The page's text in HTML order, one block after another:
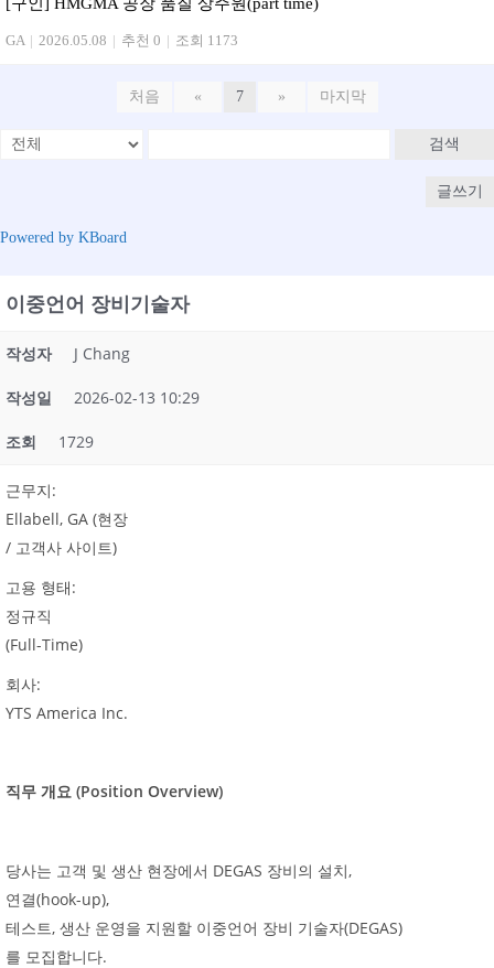
GA | 2026.05.08 | 추천 0 | 조회 1173
처음 « 7 » 마지막
검색
글쓰기
Powered by KBoard
이중언어 장비기술자
작성자 J Chang
작성일 2026-02-13 10:29
조회 1729
근무지:
Ellabell, GA (현장
/ 고객사 사이트)
고용 형태:
정규직
(Full-Time)
회사:
YTS America Inc.
직무 개요 (Position Overview)
당사는 고객 및 생산 현장에서 DEGAS 장비의 설치,
연결(hook-up),
테스트, 생산 운영을 지원할 이중언어 장비 기술자(DEGAS)
를 모집합니다.